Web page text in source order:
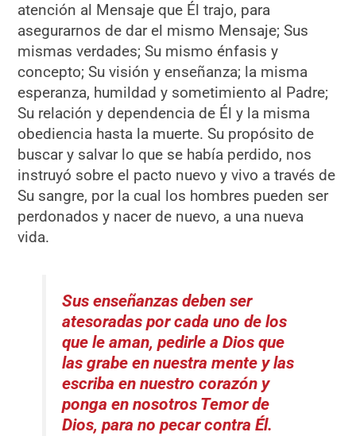
atención al Mensaje que Él trajo, para
asegurarnos de dar el mismo Mensaje; Sus
mismas verdades; Su mismo énfasis y
concepto; Su visión y enseñanza; la misma
esperanza, humildad y sometimiento al Padre;
Su relación y dependencia de Él y la misma
obediencia hasta la muerte. Su propósito de
buscar y salvar lo que se había perdido, nos
instruyó sobre el pacto nuevo y vivo a través de
Su sangre, por la cual los hombres pueden ser
perdonados y nacer de nuevo, a una nueva
vida.
Sus enseñanzas deben ser
atesoradas por cada uno de los
que le aman, pedirle a Dios que
las grabe en nuestra mente y las
escriba en nuestro corazón y
ponga en nosotros Temor de
Dios, para no pecar contra Él.